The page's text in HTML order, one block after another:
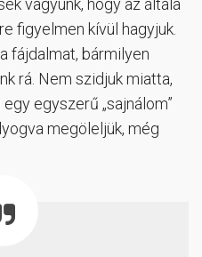
figyelmen kívül hagyjuk.
fájdalmat, bármilyen
rá. Nem szidjuk miatta,
egyszerű „sajnálom”
megöleljük, még